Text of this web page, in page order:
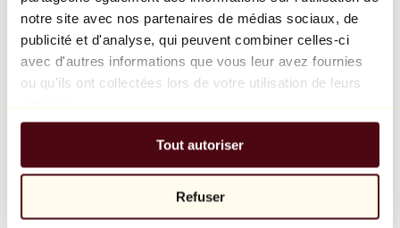
notre site avec nos partenaires de médias sociaux, de
publicité et d'analyse, qui peuvent combiner celles-ci
avec d'autres informations que vous leur avez fournies
ou qu'ils ont collectées lors de votre utilisation de leurs
Tout autoriser
Refuser
Balloon Dog (Orange)
Jeff Koons
10 000 €
Parcourir
Tous les sculpteurs
Tous les photographes